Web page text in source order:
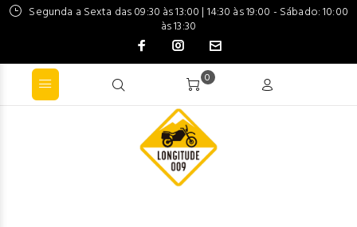
Segunda a Sexta das 09:30 às 13:00 | 14:30 às 19:00 - Sábado: 10:00
às 13:30
0